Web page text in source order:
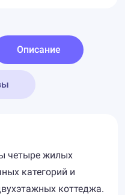
Описание
четыре жилых
категорий и
коттеджа.